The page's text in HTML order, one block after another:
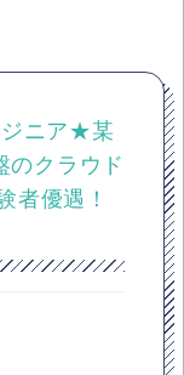
ジニア★某
のクラウド
者優遇！